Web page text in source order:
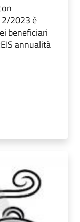
2023 è
beneficiari
annualità